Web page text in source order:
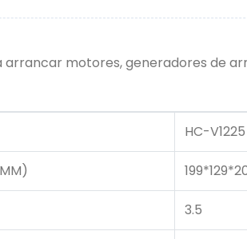
arrancar motores, generadores de
HC-V1225
3.5